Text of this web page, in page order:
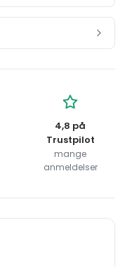
4,8 på
Trustpilot
mange
anmeldelser